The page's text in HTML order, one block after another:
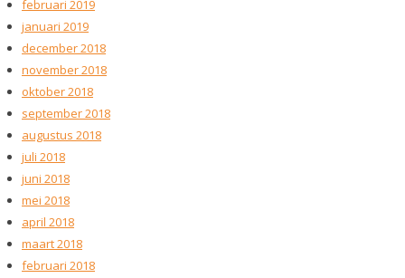
februari 2019
januari 2019
december 2018
november 2018
oktober 2018
september 2018
augustus 2018
juli 2018
juni 2018
mei 2018
april 2018
maart 2018
februari 2018